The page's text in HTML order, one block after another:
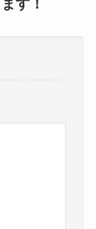
す！